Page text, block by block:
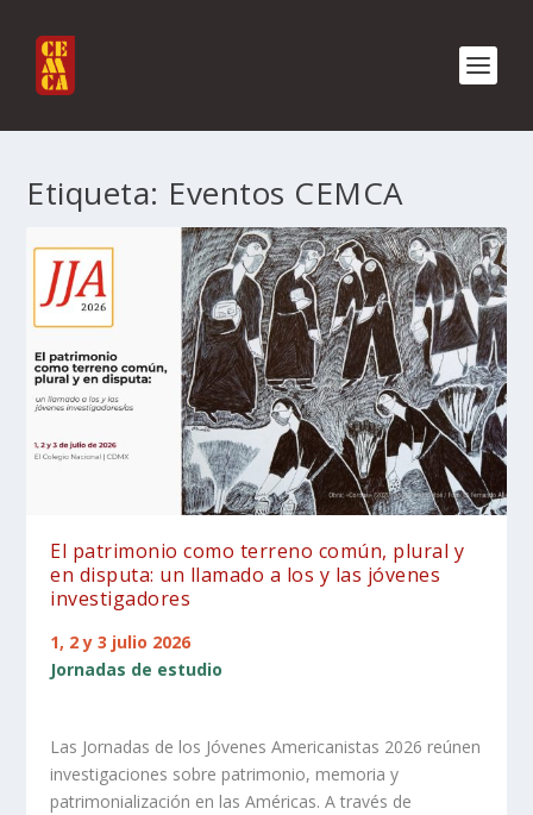
Etiqueta: Eventos CEMCA
El patrimonio como terreno común, plural y
en disputa: un llamado a los y las jóvenes
investigadores
1, 2 y 3 julio 2026
Jornadas de estudio
Las Jornadas de los Jóvenes Americanistas 2026 reúnen
investigaciones sobre patrimonio, memoria y
patrimonialización en las Américas. A través de